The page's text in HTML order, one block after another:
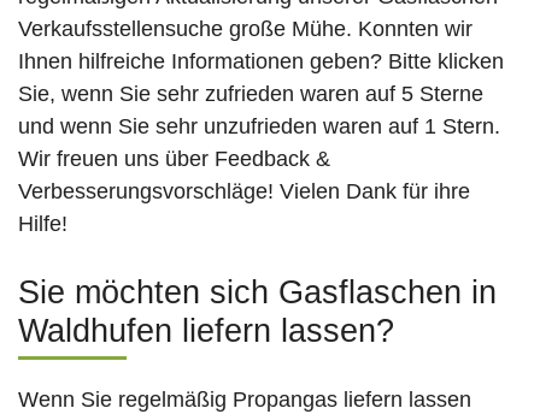
Verkaufsstellensuche große Mühe. Konnten wir
Ihnen hilfreiche Informationen geben? Bitte klicken
Sie, wenn Sie sehr zufrieden waren auf 5 Sterne
und wenn Sie sehr unzufrieden waren auf 1 Stern.
Wir freuen uns über Feedback &
Verbesserungsvorschläge! Vielen Dank für ihre
Hilfe!
Sie möchten sich Gasflaschen in
Waldhufen liefern lassen?
Wenn Sie regelmäßig Propangas liefern lassen